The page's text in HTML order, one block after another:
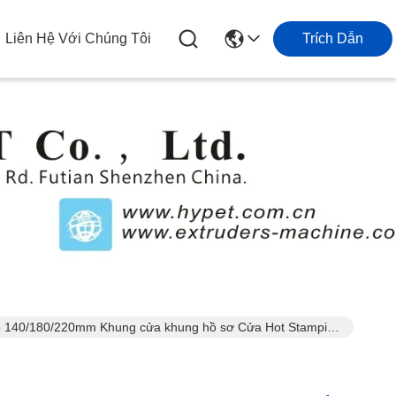
Liên Hệ Với Chúng Tôi Trích Dẫn
180/220mm Khung cửa khung hồ sơ Cửa Hot Stamping